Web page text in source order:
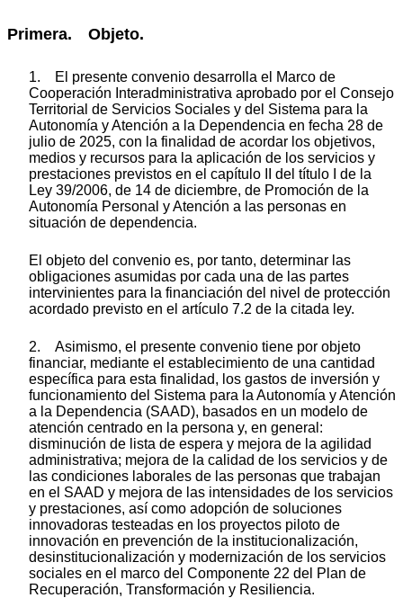
Primera. Objeto.
1. El presente convenio desarrolla el Marco de
Cooperación Interadministrativa aprobado por el Consejo
Territorial de Servicios Sociales y del Sistema para la
Autonomía y Atención a la Dependencia en fecha 28 de
julio de 2025, con la finalidad de acordar los objetivos,
medios y recursos para la aplicación de los servicios y
prestaciones previstos en el capítulo II del título I de la
Ley 39/2006, de 14 de diciembre, de Promoción de la
Autonomía Personal y Atención a las personas en
situación de dependencia.
El objeto del convenio es, por tanto, determinar las
obligaciones asumidas por cada una de las partes
intervinientes para la financiación del nivel de protección
acordado previsto en el artículo 7.2 de la citada ley.
2. Asimismo, el presente convenio tiene por objeto
financiar, mediante el establecimiento de una cantidad
específica para esta finalidad, los gastos de inversión y
funcionamiento del Sistema para la Autonomía y Atención
a la Dependencia (SAAD), basados en un modelo de
atención centrado en la persona y, en general:
disminución de lista de espera y mejora de la agilidad
administrativa; mejora de la calidad de los servicios y de
las condiciones laborales de las personas que trabajan
en el SAAD y mejora de las intensidades de los servicios
y prestaciones, así como adopción de soluciones
innovadoras testeadas en los proyectos piloto de
innovación en prevención de la institucionalización,
desinstitucionalización y modernización de los servicios
sociales en el marco del Componente 22 del Plan de
Recuperación, Transformación y Resiliencia.